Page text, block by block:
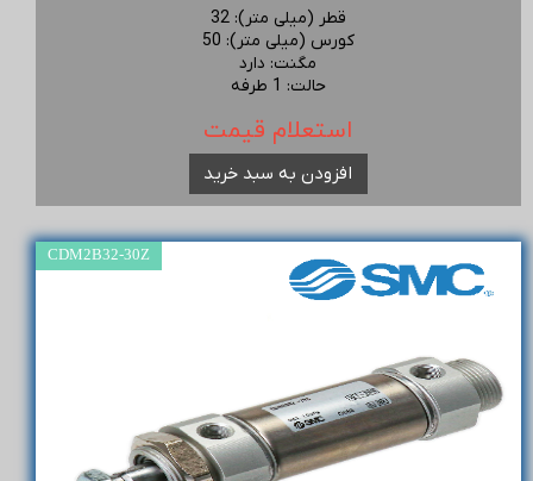
قطر (میلی متر):
32
کورس (میلی متر):
50
مگنت: دارد
حالت: 1 طرفه
استعلام قیمت
افزودن به سبد خرید
CDM2B32-30Z